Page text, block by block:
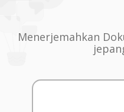
Menerjemahkan